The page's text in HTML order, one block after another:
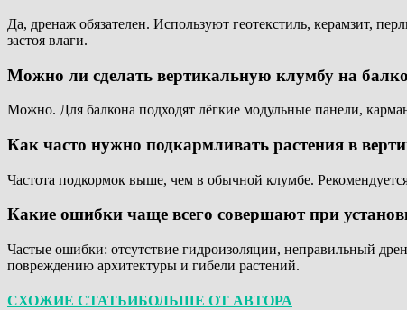
Да, дренаж обязателен. Используют геотекстиль, керамзит,
застоя влаги.
Можно ли сделать вертикальную клумбу на
Можно. Для балкона подходят лёгкие модульные панели,
Как часто нужно подкармливать растения в
Частота подкормок выше, чем в обычной клумбе.
Какие ошибки чаще всего совершают при
Частые ошибки: отсутствие гидроизоляции, неправильный
повреждению архитектуры и гибели растений.
СХОЖИЕ СТАТЬИБОЛЬШЕ ОТ АВТОРА